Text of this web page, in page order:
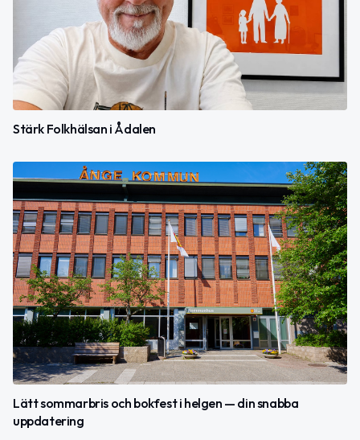
Stärk Folkhälsan i Ådalen
Lätt sommarbris och bokfest i helgen — din snabba
uppdatering